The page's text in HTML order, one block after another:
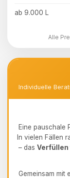
ab 9.000 L
Alle
Individuelle
Eine pauschale
In vielen Fällen
– das Verfüllen
Gemeinsam mit